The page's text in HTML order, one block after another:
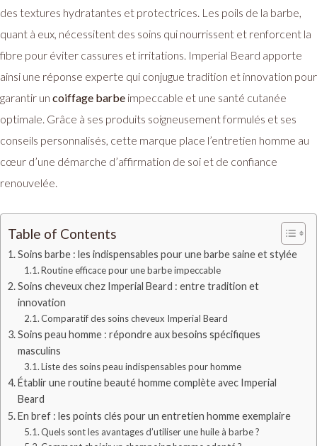
des textures hydratantes et protectrices. Les poils de la barbe,
quant à eux, nécessitent des soins qui nourrissent et renforcent la
fibre pour éviter cassures et irritations. Imperial Beard apporte
ainsi une réponse experte qui conjugue tradition et innovation pour
garantir un coiffage barbe impeccable et une santé cutanée
optimale. Grâce à ses produits soigneusement formulés et ses
conseils personnalisés, cette marque place l’entretien homme au
cœur d’une démarche d’affirmation de soi et de confiance
renouvelée.
Table of Contents
Soins barbe : les indispensables pour une barbe saine et stylée
Routine efficace pour une barbe impeccable
Soins cheveux chez Imperial Beard : entre tradition et
innovation
Comparatif des soins cheveux Imperial Beard
Soins peau homme : répondre aux besoins spécifiques
masculins
Liste des soins peau indispensables pour homme
Établir une routine beauté homme complète avec Imperial
Beard
En bref : les points clés pour un entretien homme exemplaire
Quels sont les avantages d’utiliser une huile à barbe ?